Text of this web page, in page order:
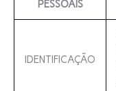
PESSOAIS
IDENTIFICAÇÃO